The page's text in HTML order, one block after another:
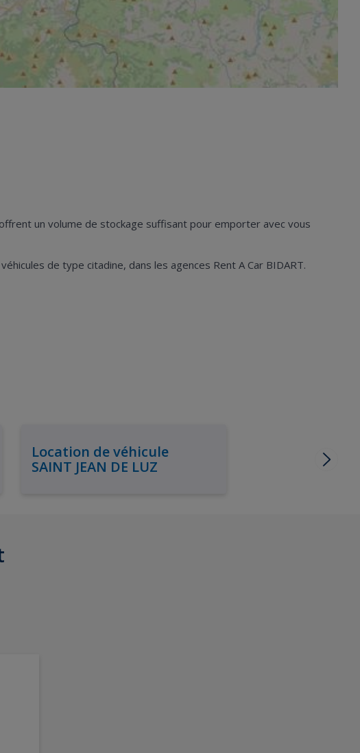
un volume de stockage suffisant pour emporter avec vous
de type citadine, dans les agences Rent A Car BIDART.
Location de véhicule
SAINT JEAN DE LUZ